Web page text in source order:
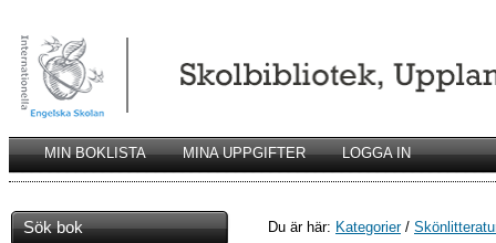
MIN BOKLISTA MINA UPPGIFTER LOGGA IN
Sök bok Du är här: Kategorier/